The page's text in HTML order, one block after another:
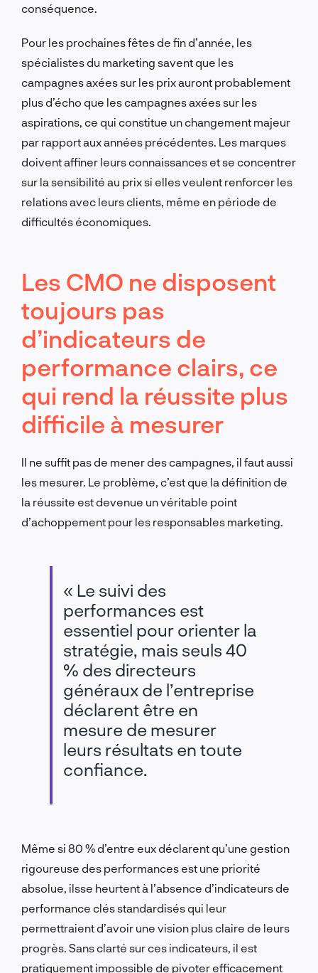
conséquence.
Pour les prochaines fêtes de fin d’année, les
spécialistes du marketing savent que les
campagnes axées sur les prix auront probablement
plus d’écho que les campagnes axées sur les
aspirations, ce qui constitue un changement majeur
par rapport aux années précédentes. Les marques
doivent affiner leurs connaissances et se concentrer
sur la sensibilité au prix si elles veulent renforcer les
relations avec leurs clients, même en période de
difficultés économiques.
Les CMO ne disposent
toujours pas
d’indicateurs de
performance clairs, ce
qui rend la réussite plus
difficile à mesurer
Il ne suffit pas de mener des campagnes, il faut aussi
les mesurer. Le problème, c’est que la définition de
la réussite est devenue un véritable point
d’achoppement pour les responsables marketing.
« Le suivi des
performances est
essentiel pour orienter la
stratégie, mais seuls 40
% des directeurs
généraux de l’entreprise
déclarent être en
mesure de mesurer
leurs résultats en toute
confiance.
Même si 80 % d’entre eux déclarent qu’une gestion
rigoureuse des performances est une priorité
absolue, ilsse heurtent à l’absence d’indicateurs de
performance clés standardisés qui leur
permettraient d’avoir une vision plus claire de leurs
progrès. Sans clarté sur ces indicateurs, il est
pratiquement impossible de pivoter efficacement